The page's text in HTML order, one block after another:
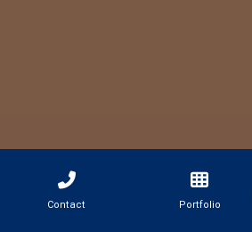
Portfolio
Contact